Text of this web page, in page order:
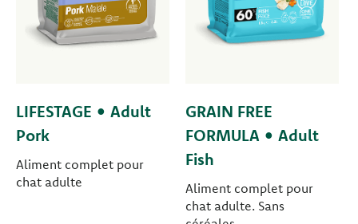
LIFESTAGE • Adult
Pork
Aliment complet pour
chat adulte
GRAIN FREE
FORMULA • Adult
Fish
Aliment complet pour
chat adulte. Sans